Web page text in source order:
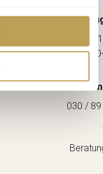
Mo-Fr:
Sa:
030 /